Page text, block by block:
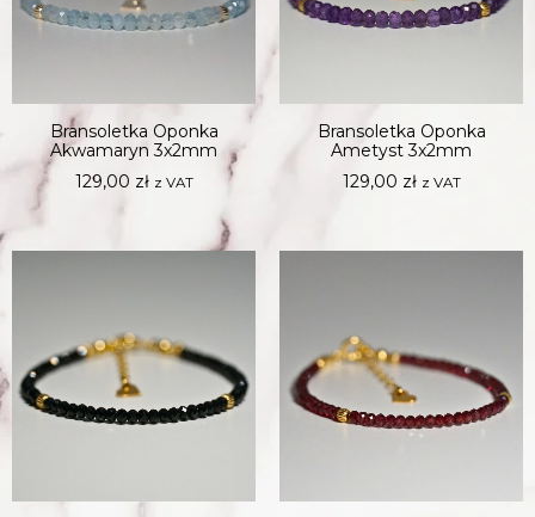
Bransoletka Oponka
Akwamaryn 3x2mm
129,00 zł z VAT
Bransoletka Oponka
Ametyst 3x2mm
129,00 zł z VAT